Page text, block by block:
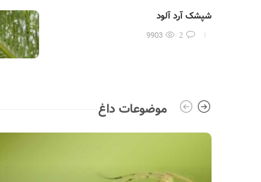
شپشک آرد آلود
9903
موضوعات داغ